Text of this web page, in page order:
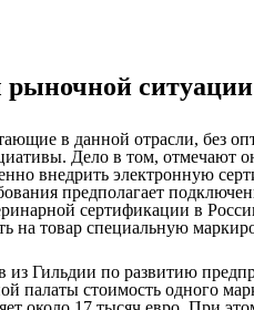
ситуации
в данной отрасли, без
Дело в том, отмечают
внедрить электронную
предполагает
сертификации в
на товар специальную
из Гильдии по развитию
палаты стоимость одного